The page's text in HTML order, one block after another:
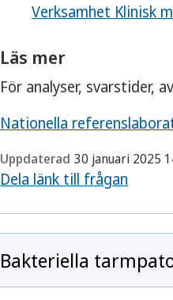
Verksamhet Klinisk
Läs mer
För analyser, svarstider,
Nationella
Uppdaterad 30 januari 2025
Dela länk till frågan
Bakteriella